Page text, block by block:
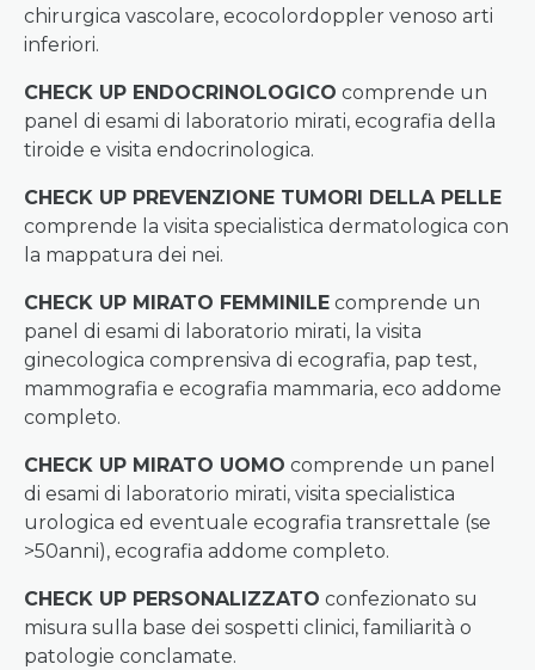
chirurgica vascolare, ecocolordoppler venoso arti
inferiori.
CHECK UP ENDOCRINOLOGICO comprende un
panel di esami di laboratorio mirati, ecografia della
tiroide e visita endocrinologica.
CHECK UP PREVENZIONE TUMORI DELLA PELLE
comprende la visita specialistica dermatologica con
la mappatura dei nei.
CHECK UP MIRATO FEMMINILE comprende un
panel di esami di laboratorio mirati, la visita
ginecologica comprensiva di ecografia, pap test,
mammografia e ecografia mammaria, eco addome
completo.
CHECK UP MIRATO UOMO comprende un panel
di esami di laboratorio mirati, visita specialistica
urologica ed eventuale ecografia transrettale (se
>50anni), ecografia addome completo.
CHECK UP PERSONALIZZATO confezionato su
misura sulla base dei sospetti clinici, familiarità o
patologie conclamate.